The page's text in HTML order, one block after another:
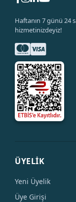
Haftanın 7 günü 24
hizmetinizdeyiz!
ÜYELİK
Yeni Üyelik
Üye Girişi